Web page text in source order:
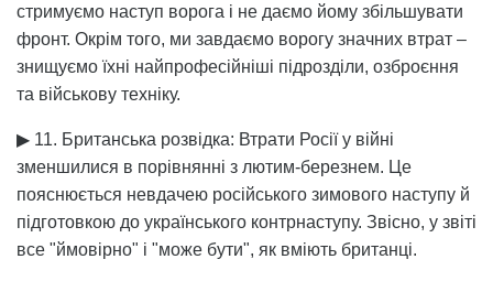
стримуємо наступ ворога і не даємо йому збільшувати
фронт. Окрім того, ми завдаємо ворогу значних втрат –
знищуємо їхні найпрофесійніші підрозділи, озброєння
та військову техніку.
▶ 11. Британська розвідка: Втрати Росії у війні
зменшилися в порівнянні з лютим-березнем. Це
пояснюється невдачею російського зимового наступу й
підготовкою до українського контрнаступу. Звісно, у звіті
все "ймовірно" і "може бути", як вміють британці.